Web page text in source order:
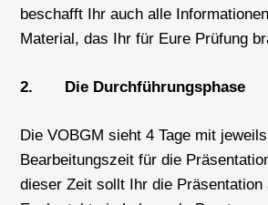
beschafft Ihr auch alle
Material, das Ihr für Eure Prüfung
2. Die Durchführungsphase
Die VOBGM sieht 4 Tage mit
Bearbeitungszeit für die
dieser Zeit sollt Ihr die Präsentation